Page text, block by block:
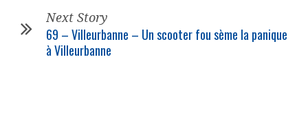
Next Story
69 – Villeurbanne – Un scooter fou sème la panique
à Villeurbanne